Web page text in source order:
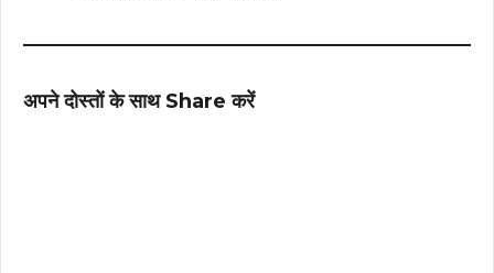
अपने दोस्तों के साथ Share करें